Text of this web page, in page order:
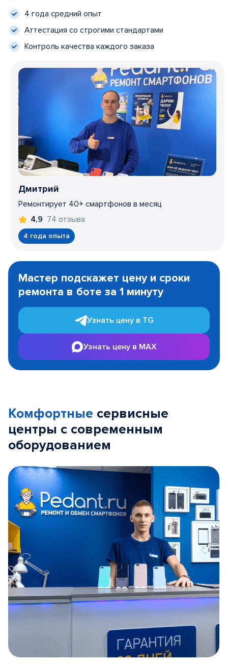
4 года средний опыт
Аттестация со строгими стандартами
Контроль качества каждого заказа
Дмитрий
Ремонтирует 40+ смартфонов в месяц
4,9 74 отзыва
4 года опыта
1
Мастер подскажет цену и сроки
ремонта в боте за 1 минуту
Узнать цену в TG
Узнать цену в MAX
Комфортные сервисные
центры с современным
оборудованием